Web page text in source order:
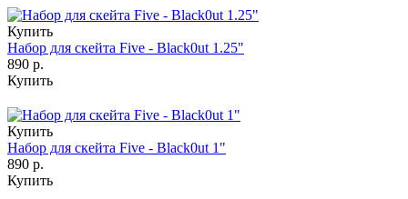
Купить
Набор для скейта Five - Black0ut 1.25"
890 р.
Купить
Купить
Набор для скейта Five - Black0ut 1"
890 р.
Купить